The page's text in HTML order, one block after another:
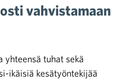
vahvistamaan
yhteensä tuhat sekä
ikäisiä kesätyöntekijää